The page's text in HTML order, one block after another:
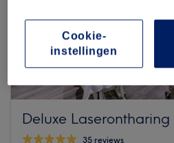
Deluxe Laserontharing
35 reviews
Cookie-
instellingen